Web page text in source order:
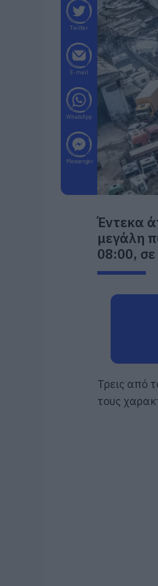
Twitter
E-mail
WhatsApp
Messenger
Έντεκα
μεγάλη
08:00,
Τρεις από
τους